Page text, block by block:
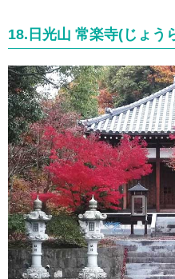
18.日光山 常楽寺(じょう